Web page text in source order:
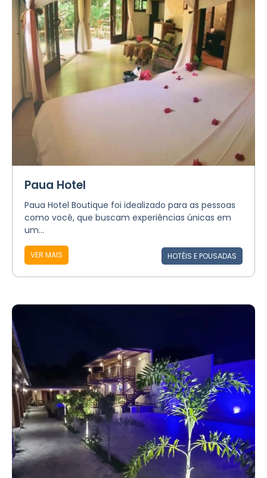
Paua Hotel
Paua Hotel Boutique foi idealizado para as pessoas
como você, que buscam experiências únicas em
um...
VER MAIS HOTÉIS E POUSADAS